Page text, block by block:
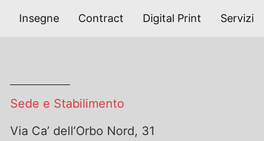
Insegne Contract Digital Print Servizi
Sede e Stabilimento
Via Ca’ dell’Orbo Nord, 31